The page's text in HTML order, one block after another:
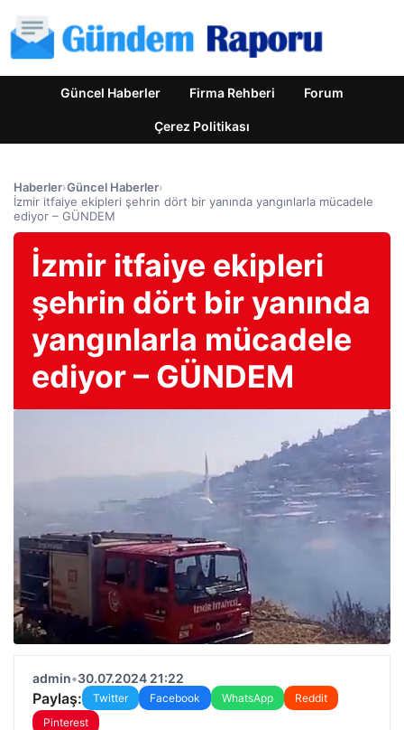
Güncel Haberler Firma Rehberi Forum
Çerez Politikası
Haberler›Güncel Haberler›
İzmir itfaiye ekipleri şehrin dört bir yanında yangınlarla mücadele
ediyor – GÜNDEM
İzmir itfaiye ekipleri
şehrin dört bir yanında
yangınlarla mücadele
ediyor – GÜNDEM
admin•30.07.2024 21:22
Paylaş: Twitter Facebook WhatsApp
Reddit
Pinterest